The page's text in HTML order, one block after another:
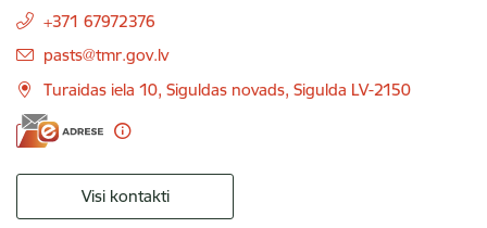
+371 67972376
E-pasts:
pasts@tmr.gov.lv
Turaidas iela 10, Siguldas novads, Sigulda LV-2150
Visi kontakti